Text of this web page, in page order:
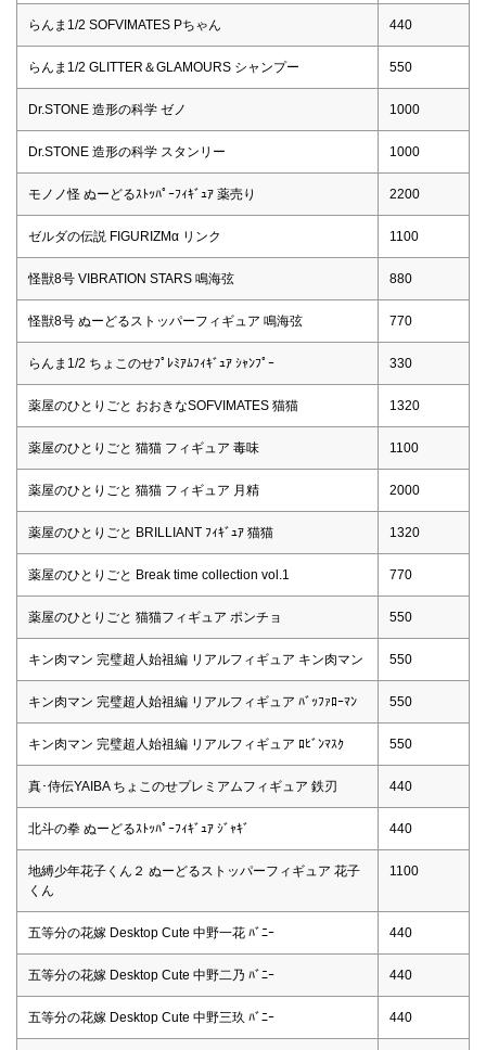
らんま1/2 SOFVIMATES Pちゃん 440
らんま1/2 GLITTER＆GLAMOURS シャンプー 550
Dr.STONE 造形の科学 ゼノ 1000
Dr.STONE 造形の科学 スタンリー 1000
モノノ怪 ぬーどるｽﾄｯﾊﾟｰﾌｨｷﾞｭｱ 薬売り 2200
ゼルダの伝説 FIGURIZMα リンク 1100
怪獣8号 VIBRATION STARS 鳴海弦 880
怪獣8号 ぬーどるストッパーフィギュア 鳴海弦 770
らんま1/2 ちょこのせﾌﾟﾚﾐｱﾑﾌｨｷﾞｭｱ ｼｬﾝﾌﾟｰ 330
薬屋のひとりごと おおきなSOFVIMATES 猫猫 1320
薬屋のひとりごと 猫猫 フィギュア 毒味 1100
薬屋のひとりごと 猫猫 フィギュア 月精 2000
薬屋のひとりごと BRILLIANT ﾌｨｷﾞｭｱ 猫猫 1320
薬屋のひとりごと Break time collection vol.1 770
薬屋のひとりごと 猫猫フィギュア ポンチョ 550
キン肉マン 完璧超人始祖編 リアルフィギュア キン肉マン 550
キン肉マン 完璧超人始祖編 リアルフィギュア ﾊﾞｯﾌｧﾛｰﾏﾝ 550
キン肉マン 完璧超人始祖編 リアルフィギュア ﾛﾋﾞﾝﾏｽｸ 550
真･侍伝YAIBA ちょこのせプレミアムフィギュア 鉄刃 440
北斗の拳 ぬーどるｽﾄｯﾊﾟｰﾌｨｷﾞｭｱ ｼﾞｬｷﾞ 440
地縛少年花子くん２ ぬーどるストッパーフィギュア 花子
くん
1100
五等分の花嫁 Desktop Cute 中野一花 ﾊﾞﾆｰ 440
五等分の花嫁 Desktop Cute 中野二乃 ﾊﾞﾆｰ 440
五等分の花嫁 Desktop Cute 中野三玖 ﾊﾞﾆｰ 440